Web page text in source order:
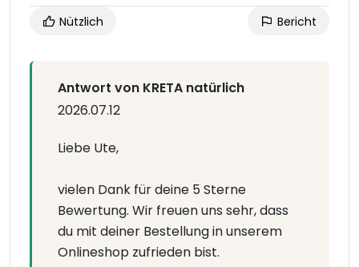
Nützlich Bericht
Antwort von KRETA natürlich
2026.07.12
Liebe Ute,
vielen Dank für deine 5 Sterne
Bewertung. Wir freuen uns sehr, dass
du mit deiner Bestellung in unserem
Onlineshop zufrieden bist.